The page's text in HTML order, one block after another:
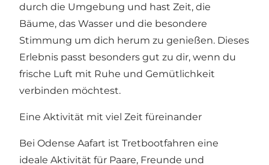
durch die Umgebung und hast Zeit, die
Bäume, das Wasser und die besondere
Stimmung um dich herum zu genießen. Dieses
Erlebnis passt besonders gut zu dir, wenn du
frische Luft mit Ruhe und Gemütlichkeit
verbinden möchtest.
Eine Aktivität mit viel Zeit füreinander
Bei Odense Aafart ist Tretbootfahren eine
ideale Aktivität für Paare, Freunde und